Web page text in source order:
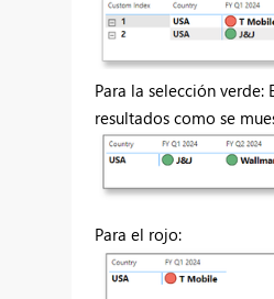
Para la selección verde:
resultados como se
Para el rojo: